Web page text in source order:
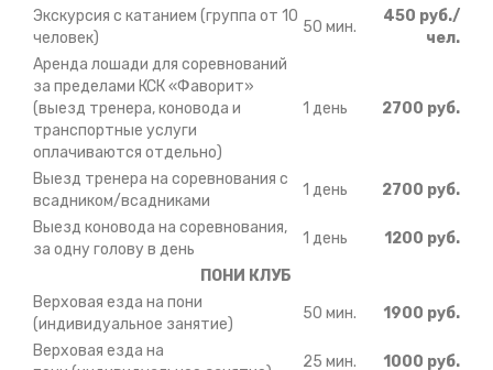
Экскурсия с катанием (группа от 10
человек)
50 мин.
450 руб./
чел.
Аренда лошади для соревнований
за пределами КСК «Фаворит»
(выезд тренера, коновода и
транспортные услуги
оплачиваются отдельно)
1 день 2700 руб.
Выезд тренера на соревнования с
всадником/всадниками
1 день
2700 руб.
Выезд коновода на соревнования,
за одну голову в день
1 день
1200 руб.
ПОНИ КЛУБ
Верховая езда на пони
(индивидуальное занятие)
50 мин.
1900 руб.
Верховая езда на
25 мин.
1000 руб.